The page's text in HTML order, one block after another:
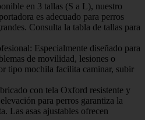
en 3 tallas (S a L), nuestro
es adecuado para perros
Consulta la tabla de tallas para
Especialmente diseñado para
de movilidad, lesiones o
tipo mochila facilita caminar, subir
con tela Oxford resistente y
para perros garantiza la
Las asas ajustables ofrecen